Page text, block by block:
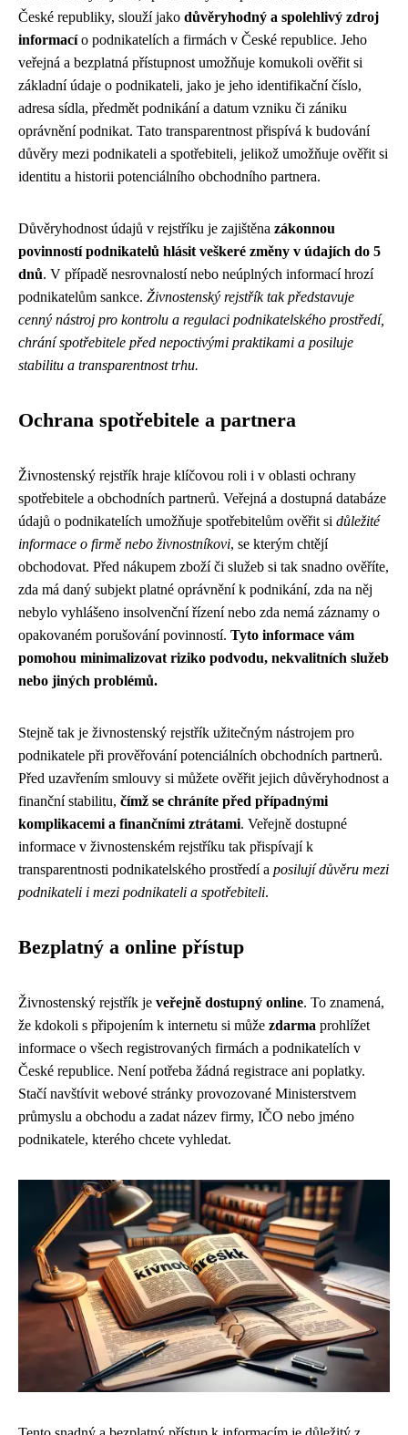
České republiky, slouží jako důvěryhodný a spolehlivý zdroj
informacío podnikatelích a firmách v České republice. Jeho
veřejná a bezplatná přístupnost umožňuje komukoli ověřit si
základní údaje o podnikateli, jako je jeho identifikační číslo,
adresa sídla, předmět podnikání a datum vzniku či zániku
oprávnění podnikat. Tato transparentnost přispívá k budování
důvěry mezi podnikateli a spotřebiteli, jelikož umožňuje ověřit si
identitu a historii potenciálního obchodního partnera.
Důvěryhodnost údajů v rejstříku je zajištěna zákonnou
povinností podnikatelů hlásit veškeré změny v údajích do 5
dnů. V případě nesrovnalostí nebo neúplných informací hrozí
podnikatelům sankce. Živnostenský rejstřík tak představuje
cenný nástroj pro kontrolu a regulaci podnikatelského prostředí,
chrání spotřebitele před nepoctivými praktikami a posiluje
stabilitu a transparentnost trhu.
Ochrana spotřebitele a partnera
Živnostenský rejstřík hraje klíčovou roli i v oblasti ochrany
spotřebitele a obchodních partnerů. Veřejná a dostupná databáze
údajů o podnikatelích umožňuje spotřebitelům ověřit si důležité
informace o firmě nebo živnostníkovi, se kterým chtějí
obchodovat. Před nákupem zboží či služeb si tak snadno ověříte,
zda má daný subjekt platné oprávnění k podnikání, zda na něj
nebylo vyhlášeno insolvenční řízení nebo zda nemá záznamy o
opakovaném porušování povinností. Tyto informace vám
pomohou minimalizovat riziko podvodu, nekvalitních služeb
nebo jiných problémů.
Stejně tak je živnostenský rejstřík užitečným nástrojem pro
podnikatele při prověřování potenciálních obchodních partnerů.
Před uzavřením smlouvy si můžete ověřit jejich důvěryhodnost a
finanční stabilitu, čímž se chráníte před případnými
komplikacemi a finančními ztrátami. Veřejně dostupné
informace v živnostenském rejstříku tak přispívají k
transparentnosti podnikatelského prostředí a posilují důvěru mezi
podnikateli i mezi podnikateli a spotřebiteli.
Bezplatný a online přístup
Živnostenský rejstřík je veřejně dostupný online. To znamená,
že kdokoli s připojením k internetu si může zdarma prohlížet
informace o všech registrovaných firmách a podnikatelích v
České republice. Není potřeba žádná registrace ani poplatky.
Stačí navštívit webové stránky provozované Ministerstvem
průmyslu a obchodu a zadat název firmy, IČO nebo jméno
podnikatele, kterého chcete vyhledat.